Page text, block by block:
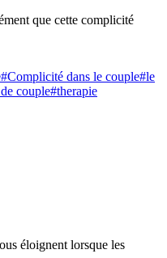
que cette complicité
#Complicité dans le couple#le
couple#therapie
éloignent lorsque les